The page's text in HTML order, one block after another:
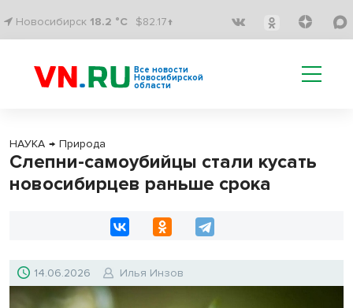
Новосибирск 18.2 °C $82.17↑
Все новости
Новосибирской
области
НАУКА → Природа
Слепни-самоубийцы стали кусать
новосибирцев раньше срока
14.06.2026 Илья Инзов